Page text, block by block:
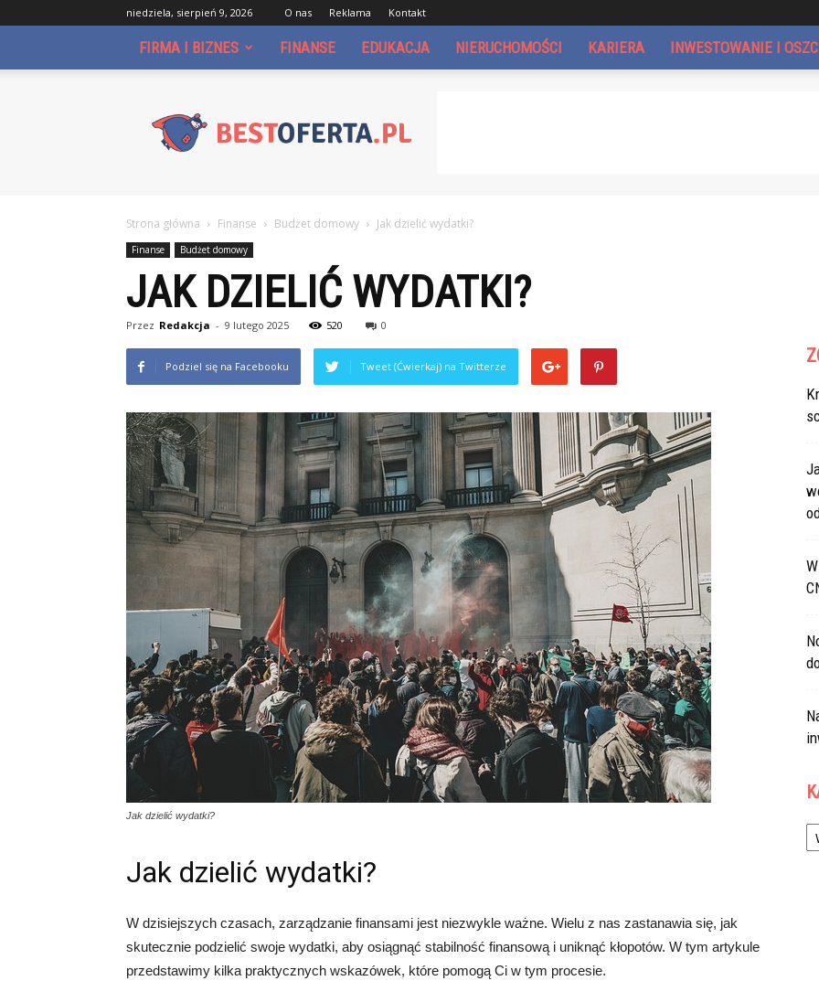
niedziela, sierpień 9, 2026 O nas Reklama Kontakt
FIRMA I BIZNES FINANSE EDUKACJA NIERUCHOMOŚCI KARIERA INWESTOWANIE I
Strona główna Finanse Budżet domowy Jak dzielić wydatki?
Finanse Budżet domowy
JAK DZIELIĆ WYDATKI?
Przez Redakcja - 9 lutego 2025 520 0
Podziel się na Facebooku Tweet (Ćwierkaj) na Twitterze
Jak dzielić wydatki?
Jak dzielić wydatki?
W dzisiejszych czasach, zarządzanie finansami jest niezwykle ważne. Wielu z nas zastanawia się, jak
skutecznie podzielić swoje wydatki, aby osiągnąć stabilność finansową i uniknąć kłopotów. W tym artykule
przedstawimy kilka praktycznych wskazówek, które pomogą Ci w tym procesie.